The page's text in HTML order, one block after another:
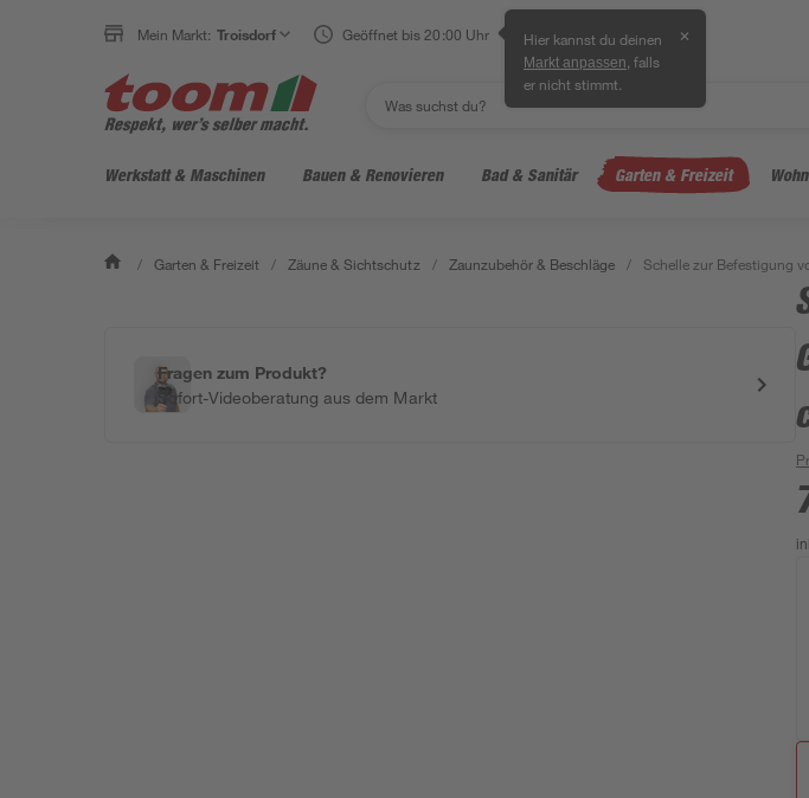
Mein Markt: Troisdorf Geöffnet bis 20:00 Uhr Hier kannst du deinen
Markt anpassen , falls
er nicht stimmt.
✕
Werkstatt & Maschinen Bauen & Renovieren Bad & Sanitär Garten & Freizeit
/ Garten & Freizeit / Zäune & Sichtschutz / Zaunzubehör & Beschläge / Schelle zur Befestigung
Fragen zum Produkt?
Sofort-Videoberatung aus dem Markt